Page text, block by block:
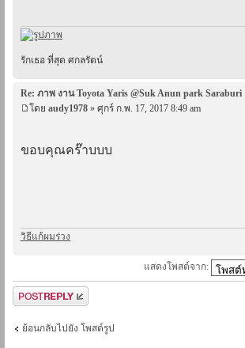
รักเธอ ที่สุด ศกลรัตน์
Re: ภาพ งาน Toyota Yaris @Suk Anun park Saraburi
โดย audy1978 » ศุกร์ ก.พ. 17, 2017 8:49 am
ขอบคุณคร๊าบบบ
วิธีแก้ผมร่วง
แสดงโพสต์จาก:
ตอบกระทู้
ย้อนกลับไปยัง โพสต์รูป